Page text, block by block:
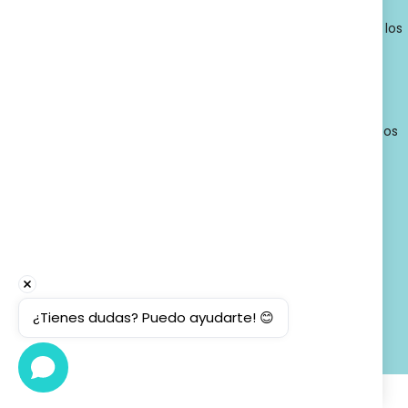
© 2026 - Farmacia Ortopedia Llansó, Inc. Todos los
¿Tienes dudas? Puedo ayudarte! 😊